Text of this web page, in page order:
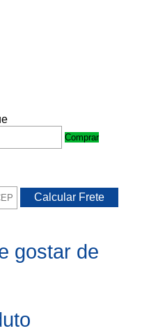
Comprar
gostar de